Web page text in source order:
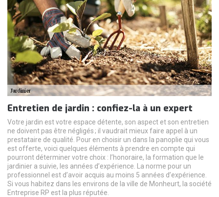
Entretien de jardin : confiez-la à un expert
Votre jardin est votre espace détente, son aspect et son entretien
ne doivent pas être négligés ; il vaudrait mieux faire appel à un
prestataire de qualité. Pour en choisir un dans la panoplie qui vous
est offerte, voici quelques éléments à prendre en compte qui
pourront déterminer votre choix : l’honoraire, la formation que le
jardinier a suivie, les années d’expérience. La norme pour un
professionnel est d’avoir acquis au moins 5 années d’expérience.
Si vous habitez dans les environs de la ville de Monheurt, la société
Entreprise RP est la plus réputée.